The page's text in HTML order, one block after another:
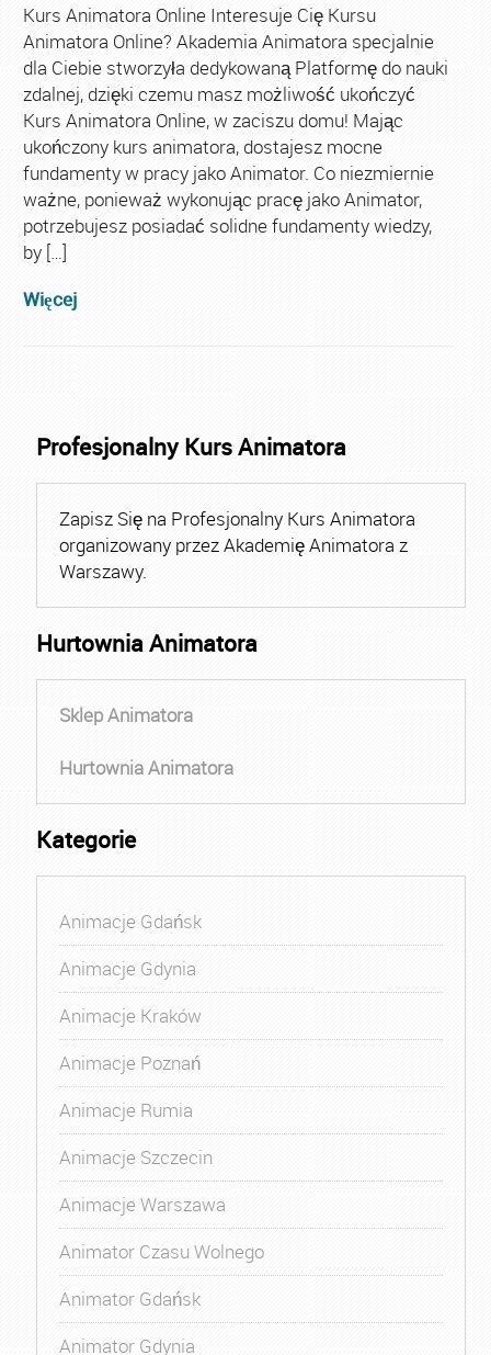
Kurs Animatora Online Interesuje Cię Kursu
Animatora Online? Akademia Animatora specjalnie
dla Ciebie stworzyła dedykowaną Platformę do nauki
zdalnej, dzięki czemu masz możliwość ukończyć
Kurs Animatora Online, w zaciszu domu! Mając
ukończony kurs animatora, dostajesz mocne
fundamenty w pracy jako Animator. Co niezmiernie
ważne, ponieważ wykonując pracę jako Animator,
potrzebujesz posiadać solidne fundamenty wiedzy,
by […]
Więcej
Profesjonalny Kurs Animatora
Zapisz Się na Profesjonalny Kurs Animatora
organizowany przez Akademię Animatora z
Warszawy.
Hurtownia Animatora
Sklep Animatora
Hurtownia Animatora
Kategorie
Animacje Gdańsk
Animacje Gdynia
Animacje Kraków
Animacje Poznań
Animacje Rumia
Animacje Szczecin
Animacje Warszawa
Animator Czasu Wolnego
Animator Gdańsk
Animator Gdynia